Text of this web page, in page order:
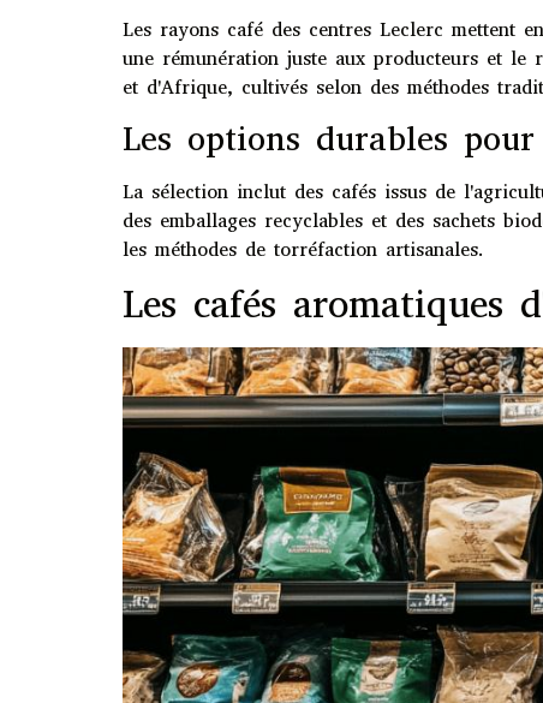
Les rayons café des centres Leclerc mettent
une rémunération juste aux producteurs et le
et d'Afrique, cultivés selon des méthodes
Les options durables
La sélection inclut des cafés issus de
des emballages recyclables et des sachets
les méthodes de torréfaction artisanales.
Les cafés aromatiques